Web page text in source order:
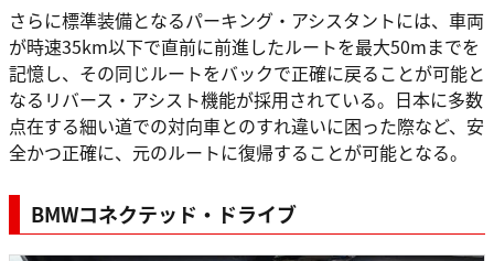
さらに標準装備となるパーキング・アシスタントには、車両
が時速35km以下で直前に前進したルートを最大50mまでを
記憶し、その同じルートをバックで正確に戻ることが可能と
なるリバース・アシスト機能が採用されている。日本に多数
点在する細い道での対向車とのすれ違いに困った際など、安
全かつ正確に、元のルートに復帰することが可能となる。
BMWコネクテッド・ドライブ